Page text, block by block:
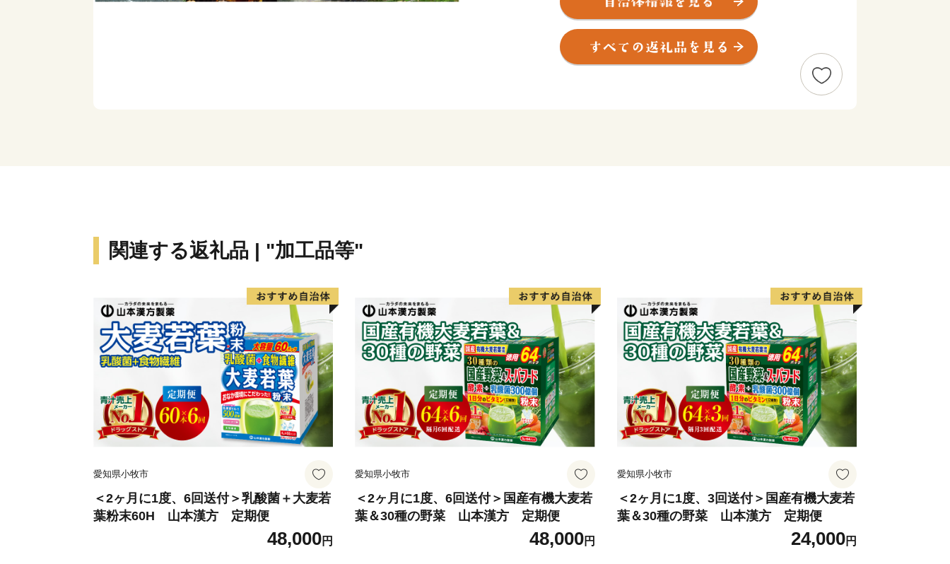
町内を流れる高津川は本流にダムが一つもない全国でも珍しい一級
河川で、国土交通省の水質調査で何度も日本一に選ばれています。
「平成の名水百選」に選ばれた高津川の水源、一本杉の湧水のある
吉賀町は、ゴギやヤマメなど貴重な淡水魚類の宝庫となっていま
関連する返礼品 | "加工品等"
愛知県小牧市
＜2ヶ月に1度、6回送付＞乳酸菌＋大麦若
葉粉末60H 山本漢方 定期便
48,000円
愛知県小牧市
＜2ヶ月に1度、6回送付＞国産有機大麦若
葉＆30種の野菜 山本漢方 定期便
48,000円
愛知県小牧市
＜2ヶ月に1度、3回送付＞国産有機大麦若
葉＆30種の野菜 山本漢方 定期便
24,000円